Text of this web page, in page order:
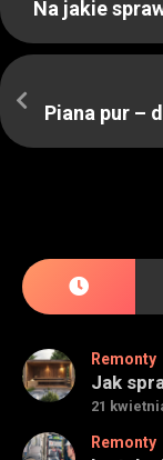
Remonty
21
Remonty